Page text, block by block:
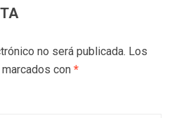
no será publicada. Los
con *